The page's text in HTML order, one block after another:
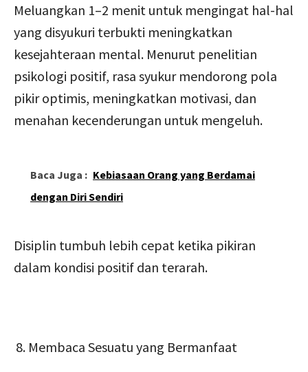
Meluangkan 1–2 menit untuk mengingat hal-hal
yang disyukuri terbukti meningkatkan
kesejahteraan mental. Menurut penelitian
psikologi positif, rasa syukur mendorong pola
pikir optimis, meningkatkan motivasi, dan
menahan kecenderungan untuk mengeluh.
Baca Juga : Kebiasaan Orang yang Berdamai
dengan Diri Sendiri
Disiplin tumbuh lebih cepat ketika pikiran
dalam kondisi positif dan terarah.
Membaca Sesuatu yang Bermanfaat